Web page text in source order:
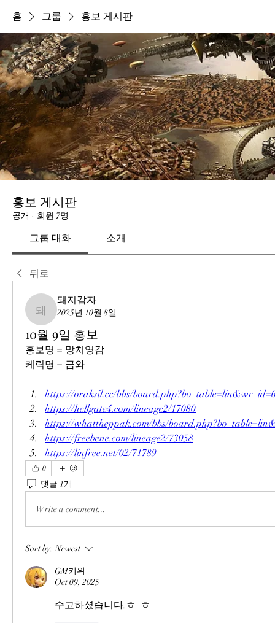
홈 그룹 홍보 게시판
홍보 게시판
공개 · 회원 7명
그룹 대화 소개
뒤로
돼지감자
돼지감자
2025년 10월 8일
10월 9일 홍보
홍보명 = 망치영감
케릭명 = 금와
https://oraksil.cc/bbs/
https://hellgate4.com/lineage2/17080
https://whattheppak.com/bbs/
https://freebene.com/lineage2/73058
https://linfree.net/02/71789
0
댓글 1개
Write a comment...
Sort by: Newest
GM키위
Oct 09, 2025
수고하셨습니다.ㅎ_ㅎ